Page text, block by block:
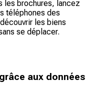
les brochures, lancez
téléphones des
les biens
se déplacer.
aux données